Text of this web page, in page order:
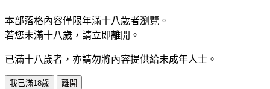
本部落格內容僅限年滿十八歲者瀏覽。
若您未滿十八歲，請立即離開。
已滿十八歲者，亦請勿將內容提供給未成年人士。
我已滿18歲 離開